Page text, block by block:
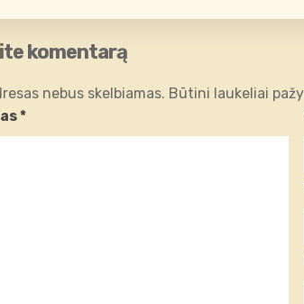
komentarą
nebus skelbiamas. Būtini laukeliai
*